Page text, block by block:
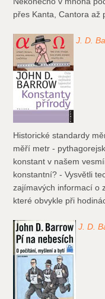
přes Kanta, Cantora až
J. D.
Historické standardy
měří metr -
konstant v našem
konstantní? - Vysvětli
zajímavých informací o
které obvykle při
J. D.